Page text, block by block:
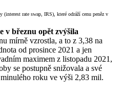
(interest rate swap, IRS), které odráží cenu peněz v
v březnu opět zvýšila
mírně vzrostla, a to z 3,38 na
od prosince 2021 a jen
maximem z listopadu 2021,
se postupně snižovala a své
roku ve výši 2,83 mil.